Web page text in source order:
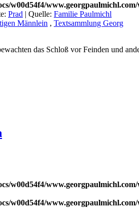
w00d54f4/
Prad | Quelle: Familie Paulmichl
Männlein , Textsammlung Georg
das Schloß vor Feinden und
w00d54f4/
w00d54f4/